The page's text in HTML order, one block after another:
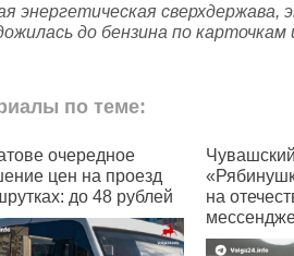
энергетическая
до бензина по
по теме:
Чувашский ансамбль
«Рябинушка» перешел
на отечественный
мессенджер Max